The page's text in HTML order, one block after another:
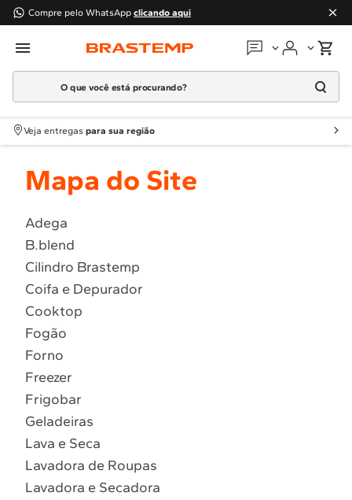
Compre pelo WhatsApp clicando aqui
Em que podemos
Atendimento Brastemp
Localizar assistência técnica
O que você está procurando?
Termos mais buscados
1º Geladeira
2
Fogao
4 º Lava Louça
5 º Cooktop
6º Microondas Brastemp
7º Forno
8º Embutir
9º Combos
Veja entregas para sua região
Mapa do Site
Adega
B.blend
Cilindro Brastemp
Coifa e Depurador
Cooktop
Fogão
Forno
Freezer
Frigobar
Geladeiras
Lava e Seca
Lavadora de Roupas
Lavadora e Secadora